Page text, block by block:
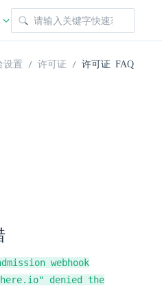
设置 许可证 许可证 FAQ
webhook
denied the